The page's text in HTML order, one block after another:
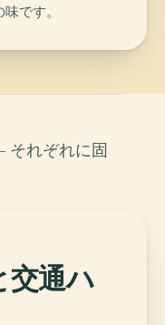
です。
それぞれに固
交通ハ